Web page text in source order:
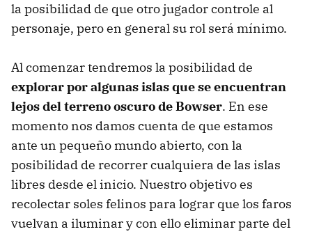
la posibilidad de que otro jugador controle al
personaje, pero en general su rol será mínimo.
Al comenzar tendremos la posibilidad de
explorar por algunas islas que se encuentran
lejos del terreno oscuro de Bowser. En ese
momento nos damos cuenta de que estamos
ante un pequeño mundo abierto, con la
posibilidad de recorrer cualquiera de las islas
libres desde el inicio. Nuestro objetivo es
recolectar soles felinos para lograr que los faros
vuelvan a iluminar y con ello eliminar parte del